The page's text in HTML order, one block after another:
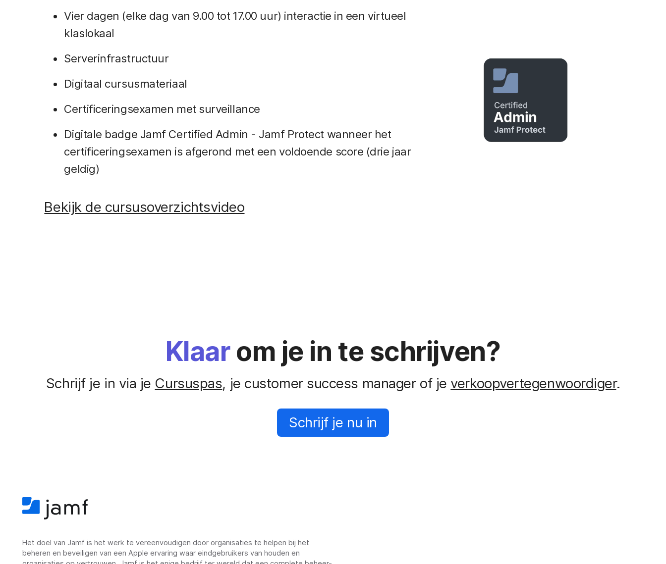
Vier dagen (elke dag van 9.00 tot 17.00 uur) interactie in een virtueel
klaslokaal
Serverinfrastructuur
Digitaal cursusmateriaal
Certificeringsexamen met surveillance
Digitale badge Jamf Certified Admin - Jamf Protect wanneer het
certificeringsexamen is afgerond met een voldoende score (drie jaar
geldig)
Bekijk de cursusoverzichtsvideo
Klaarom je in te schrijven?
Schrijf je in via je Cursuspas, je customer success manager of je verkoopvertegenwoordiger.
Schrijf je nu in
Het doel van Jamf is het werk te vereenvoudigen door organisaties te helpen bij het
beheren en beveiligen van een Apple ervaring waar eindgebruikers van houden en